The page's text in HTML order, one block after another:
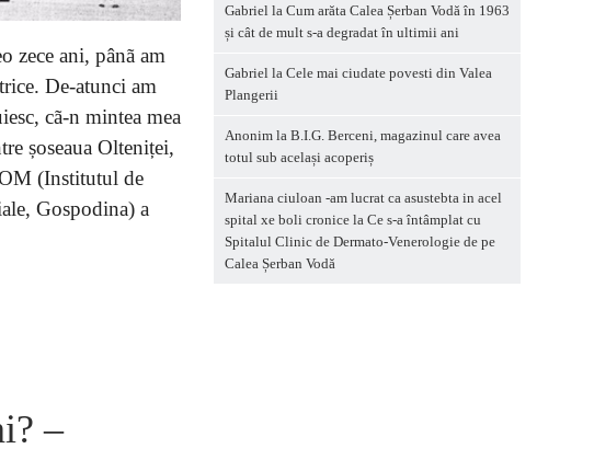
zece ani, pânã am
De-atunci am
cã-n mintea mea
șoseaua Olteniței,
(Institutul de
Gospodina) a
–
Gabriel la Cum arăta Calea Șerban Vodă în 1963
și cât de mult s-a degradat în ultimii ani
Gabriel la Cele mai ciudate povesti din Valea
Plangerii
Anonim la B.I.G. Berceni, magazinul care avea
totul sub același acoperiș
Mariana ciuloan -am lucrat ca asustebta in acel
spital xe boli cronice la Ce s-a întâmplat cu
Spitalul Clinic de Dermato-Venerologie de pe
Calea Șerban Vodă